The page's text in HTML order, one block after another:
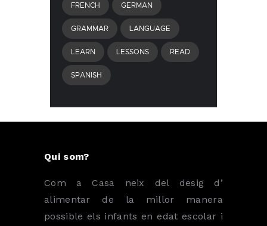
FRENCH GERMAN
GRAMMAR LANGUAGE
LEARN LESSONS READ
SPANISH
Qui som?
Com a Casa neix del desig d’
alimentar de la millor manera
possible els infants en edat escolar i